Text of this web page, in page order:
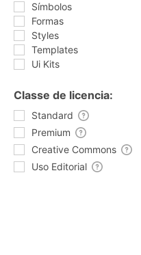
Símbolos
Formas
Styles
Templates
Ui Kits
Classe de licencia:
Standard
Premium
Creative Commons
Uso Editorial